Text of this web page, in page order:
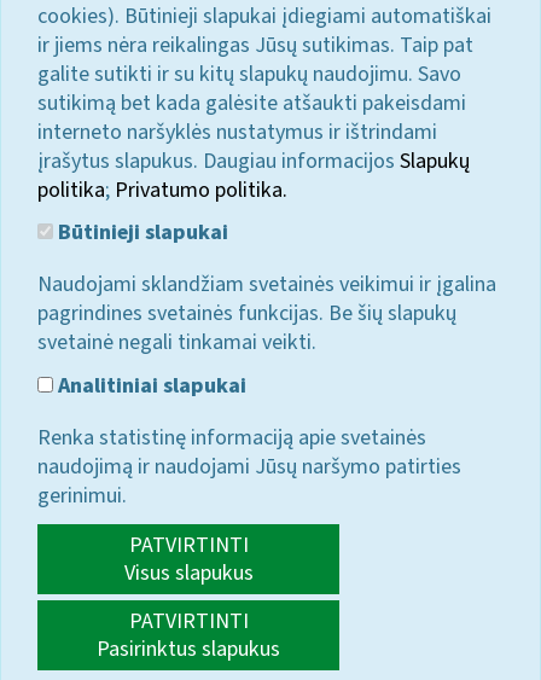
cookies). Būtinieji slapukai įdiegiami automatiškai
ir jiems nėra reikalingas Jūsų sutikimas. Taip pat
galite sutikti ir su kitų slapukų naudojimu. Savo
sutikimą bet kada galėsite atšaukti pakeisdami
interneto naršyklės nustatymus ir ištrindami
įrašytus slapukus. Daugiau informacijos Slapukų
politika; Privatumo politika.
Būtinieji slapukai
Naudojami sklandžiam svetainės veikimui ir įgalina
pagrindines svetainės funkcijas. Be šių slapukų
svetainė negali tinkamai veikti.
Analitiniai slapukai
Renka statistinę informaciją apie svetainės
naudojimą ir naudojami Jūsų naršymo patirties
gerinimui.
PATVIRTINTI
Visus slapukus
PATVIRTINTI
Pasirinktus slapukus